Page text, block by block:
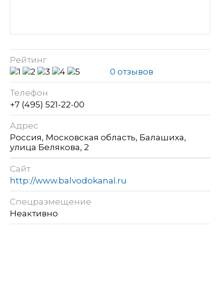
Рейтинг
0 отзывов
Телефон
+7 (495) 521-22-00
Адрес
Россия, Московская область, Балашиха,
улица Белякова, 2
Сайт
http://www.balvodokanal.ru
Спецразмещение
Неактивно